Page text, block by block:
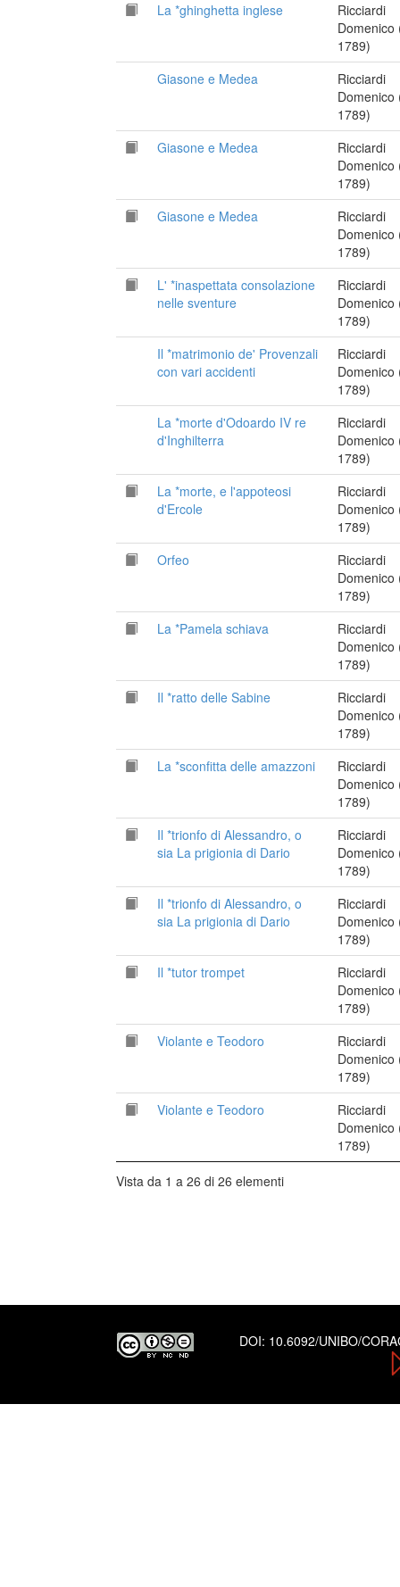
La *ghinghetta inglese
Ricciardi
Domenico
1789)
Giasone e Medea
Ricciardi
Domenico
1789)
Giasone e Medea
Ricciardi
Domenico
1789)
Giasone e Medea
Ricciardi
Domenico
1789)
L' *inaspettata consolazione
nelle sventure
Ricciardi
Domenico
1789)
Il *matrimonio de' Provenzali
con vari accidenti
Ricciardi
Domenico
1789)
La *morte d'Odoardo IV re
d'Inghilterra
Ricciardi
Domenico
1789)
La *morte, e l'appoteosi
d'Ercole
Ricciardi
Domenico
1789)
Orfeo
Ricciardi
Domenico
1789)
La *Pamela schiava
Ricciardi
Domenico
1789)
Il *ratto delle Sabine
Ricciardi
Domenico
1789)
La *sconfitta delle amazzoni
Ricciardi
Domenico
1789)
Il *trionfo di Alessandro, o
sia La prigionia di Dario
Ricciardi
Domenico
1789)
Il *trionfo di Alessandro, o
sia La prigionia di Dario
Ricciardi
Domenico
1789)
Il *tutor trompet
Ricciardi
Domenico
1789)
Violante e Teodoro
Ricciardi
Domenico
1789)
Violante e Teodoro
Ricciardi
Domenico
1789)
Vista da 1 a 26 di 26 elementi
DOI: 10.6092/UNIBO/